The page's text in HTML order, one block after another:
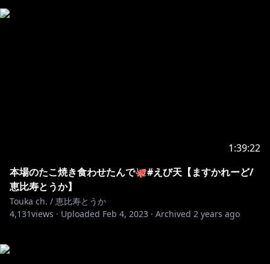
1:39:22
本場のたこ焼き食わせたんで🐙#えび天【ますかれーど/
恵比寿とうか】
Touka ch. / 恵比寿とうか
4,131views · Uploaded Feb 4, 2023 · Archived 2 years ago